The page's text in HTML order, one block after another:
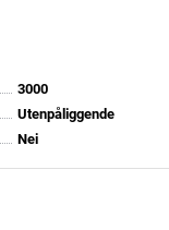
3000
Utenpåliggende
Nei